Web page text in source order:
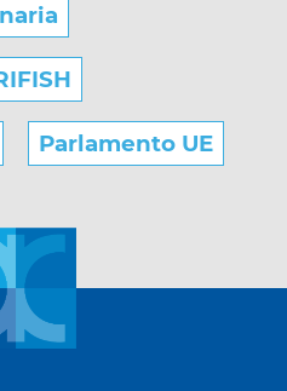
Parlamento UE